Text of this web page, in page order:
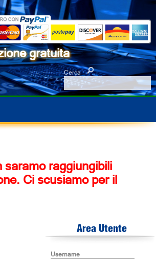
Cerca
gratuita
saramo raggiungibili
Ci scusiamo per il
Area Utente
Username